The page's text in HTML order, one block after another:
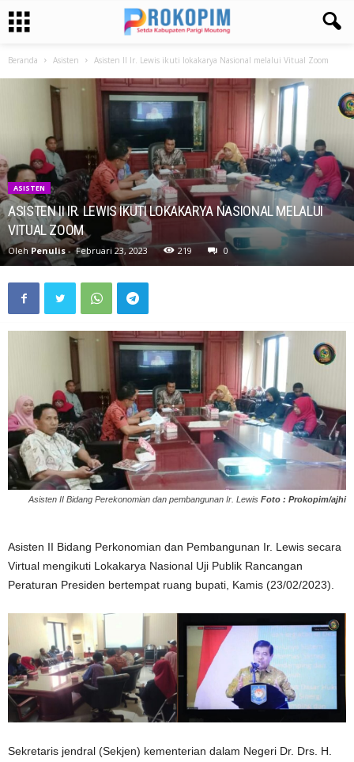
Beranda Asisten Asisten II Ir. Lewis ikuti lokakarya Nasional melalui Vitual Zoom
ASISTEN
ASISTEN II IR. LEWIS IKUTI LOKAKARYA NASIONAL MELALUI
VITUAL ZOOM
Oleh Penulis- Februari 23, 2023 219 0
Asisten II Bidang Perekonomian dan pembangunan Ir. Lewis Foto : Prokopim/ajhi
Asisten II Bidang Perkonomian dan Pembangunan Ir. Lewis secara
Virtual mengikuti Lokakarya Nasional Uji Publik Rancangan
Peraturan Presiden bertempat ruang bupati, Kamis (23/02/2023).
Sekretaris jendral (Sekjen) kementerian dalam Negeri Dr. Drs. H.